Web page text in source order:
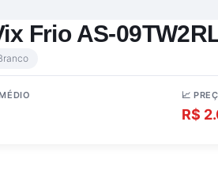
Frio AS-
📈
R$